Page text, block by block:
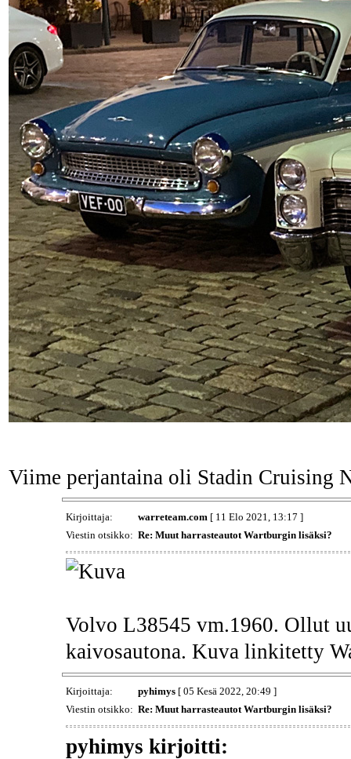
Viime perjantaina oli Stadin Cruising
Kirjoittaja: warreteam.com [ 11 Elo 2021, 13:17 ]
Viestin otsikko: Re: Muut harrasteautot Wartburgin lisäksi?
Volvo L38545 vm.1960. Ollut
kaivosautona. Kuva linkitetty
Kirjoittaja: pyhimys[ 05 Kesä 2022, 20:49 ]
Viestin otsikko: Re: Muut harrasteautot Wartburgin lisäksi?
pyhimys kirjoitti: